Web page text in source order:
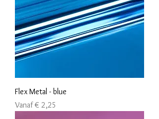
Flex Metal - blue
Vanaf€ 2,25
Verkoopprijs